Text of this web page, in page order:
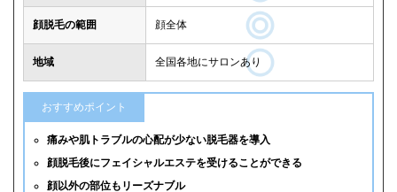
顔脱毛の範囲 顔全体
地域 全国各地にサロンあり
おすすめポイント
痛みや肌トラブルの心配が少ない脱毛器を導入
顔脱毛後にフェイシャルエステを受けることができる
顔以外の部位もリーズナブル